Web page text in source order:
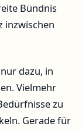
Bündnis
inzwischen
dazu, in
Vielmehr
zu
Gerade für